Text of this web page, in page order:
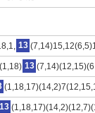
13
13
13